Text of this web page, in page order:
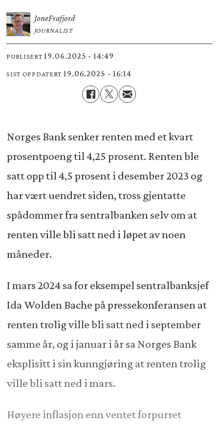
JoneFrafjord
JOURNALIST
PUBLISERT 19.06.2025 - 14:49
SIST OPPDATERT 19.06.2025 - 16:14
Norges Bank senker renten med et kvart
prosentpoeng til 4,25 prosent. Renten ble
satt opp til 4,5 prosent i desember 2023 og
har vært uendret siden, tross gjentatte
spådommer fra sentralbanken selv om at
renten ville bli satt ned i løpet av noen
måneder.
I mars 2024 sa for eksempel sentralbanksjef
Ida Wolden Bache på pressekonferansen at
renten trolig ville bli satt ned i september
samme år, og i januar i år sa Norges Bank
eksplisitt i sin kunngjøring at renten trolig
ville bli satt ned i mars.
Høyere inflasjon enn ventet forpurret